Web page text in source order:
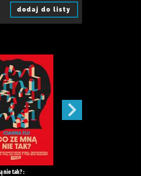
dodaj do listy
nie tak? :